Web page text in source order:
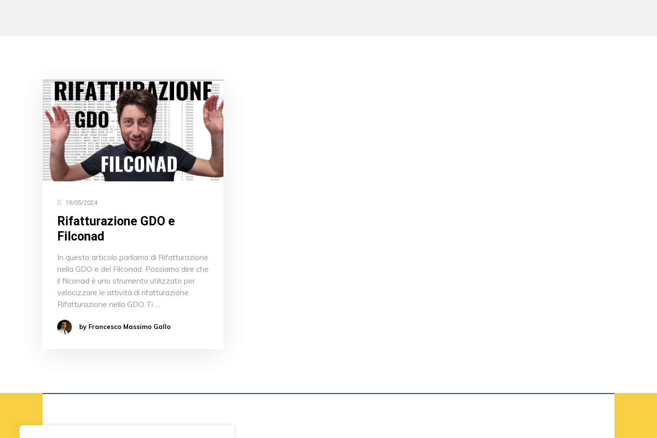
19/05/2024
Rifatturazione GDO e
Filconad
In questo articolo parliamo di Rifatturazione
nella GDO e del Filconad. Possiamo dire che
il filconad è uno strumento utilizzato per
velocizzare le attività di rifatturazione.
Rifatturazione nella GDO Ti …
by Francesco Massimo Gallo